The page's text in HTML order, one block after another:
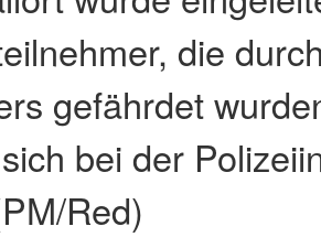
die
gefährdet
bei der
Red)